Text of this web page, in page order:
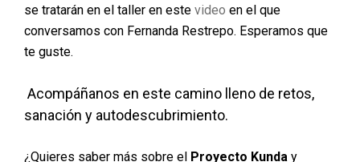
se tratarán en el taller en este video en el que
conversamos con Fernanda Restrepo. Esperamos que
te guste.
Acompáñanos en este camino lleno de retos,
sanación y autodescubrimiento.
¿Quieres saber más sobre el Proyecto Kunda y